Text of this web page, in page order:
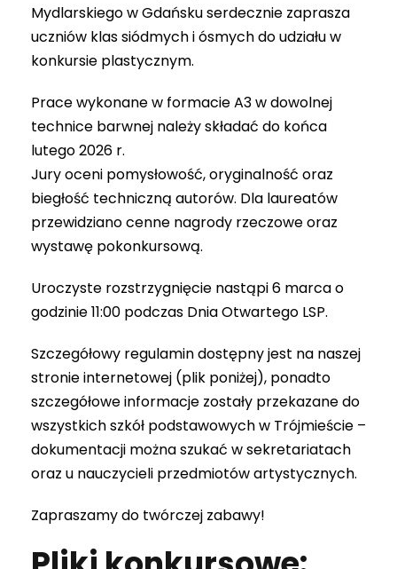
Mydlarskiego w Gdańsku serdecznie zaprasza
uczniów klas siódmych i ósmych do udziału w
konkursie plastycznym.
Prace wykonane w formacie A3 w dowolnej
technice barwnej należy składać do końca
lutego 2026 r.
Jury oceni pomysłowość, oryginalność oraz
biegłość techniczną autorów. Dla laureatów
przewidziano cenne nagrody rzeczowe oraz
wystawę pokonkursową.
Uroczyste rozstrzygnięcie nastąpi 6 marca o
godzinie 11:00 podczas Dnia Otwartego LSP.
Szczegółowy regulamin dostępny jest na naszej
stronie internetowej (plik poniżej), ponadto
szczegółowe informacje zostały przekazane do
wszystkich szkół podstawowych w Trójmieście –
dokumentacji można szukać w sekretariatach
oraz u nauczycieli przedmiotów artystycznych.
Zapraszamy do twórczej zabawy!